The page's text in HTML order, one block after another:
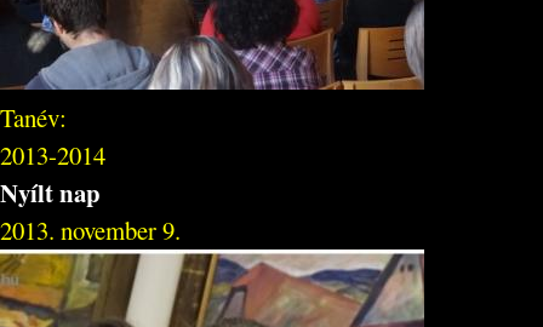
Tanév:
2013-2014
Nyílt nap
2013. november 9.